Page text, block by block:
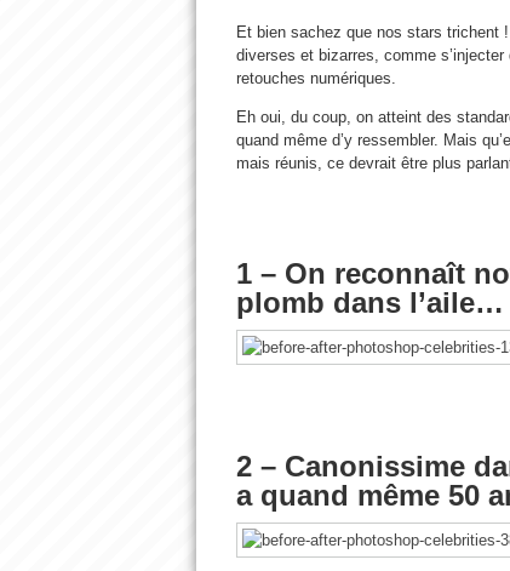
Et bien sachez que nos stars trichent
diverses et bizarres, comme
retouches numériques.
Eh oui, du coup, on atteint des
quand même d’y ressembler. Mais
mais réunis, ce devrait être plus
1 – On reconnaît
plomb dans l’aile…
2 – Canonissime
a quand même 50